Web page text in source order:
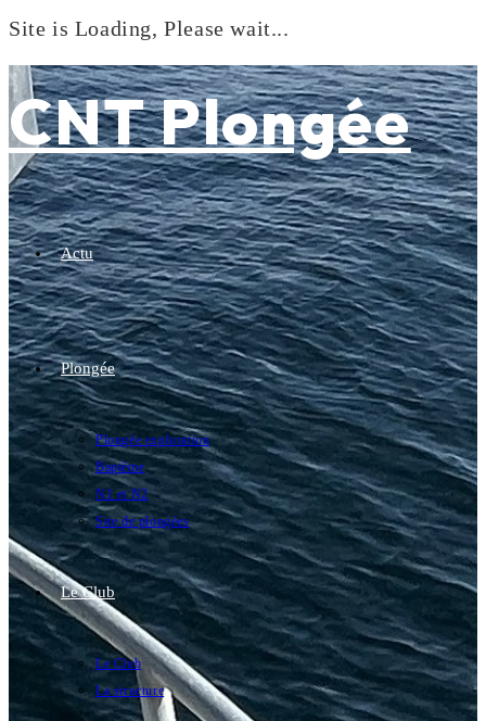
Site is Loading, Please wait...
to
content
CNT Plongée
Actu
Plongée
Plongée exploration
Baptême
N1 et N2
Site de plongées
Le Club
Le Club
La structure